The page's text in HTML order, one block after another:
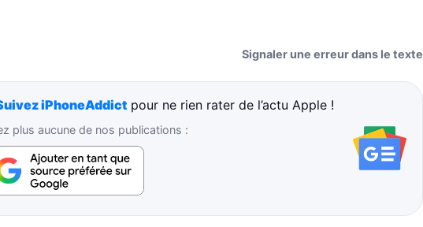
Signaler une erreur dans le texte
iPhoneAddict pour ne rien rater de l’actu Apple !
plus aucune de nos publications :